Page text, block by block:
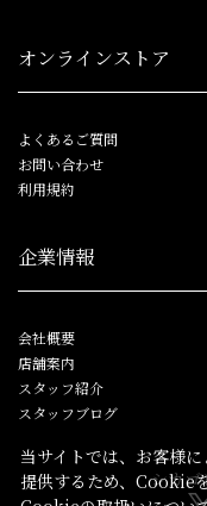
オンラインストア
よくあるご質問
お問い合わせ
利用規約
企業情報
会社概要
店舗案内
スタッフ紹介
スタッフブログ
シカゴ
当サイトでは、お客様
提供するため、Cookie